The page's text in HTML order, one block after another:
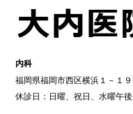
内科
福岡県福岡市西区横浜１－１９
休診日：日曜、祝日、水曜午後